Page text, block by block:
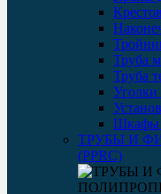
Труба
Труба
Шкафы
ТРУБЫ И
(PPRC)